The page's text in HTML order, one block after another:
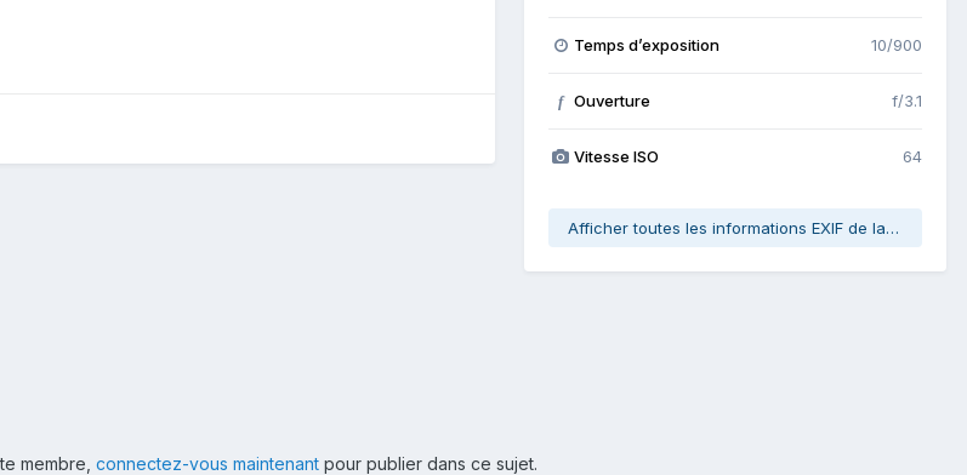
Temps d’exposition 10/900
f Ouverture f/3.1
Vitesse ISO 64
Afficher toutes les informations EXIF de la photo
membre, connectez-vous maintenant pour publier dans ce sujet.